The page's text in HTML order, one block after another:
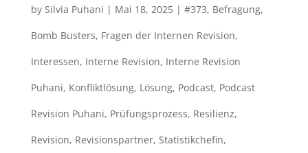
by Silvia Puhani | Mai 18, 2025| #373, Befragung,
Bomb Busters, Fragen der Internen Revision,
Interessen, Interne Revision, Interne Revision
Puhani, Konfliktlösung, Lösung, Podcast, Podcast
Revision Puhani, Prüfungsprozess, Resilienz,
Revision, Revisionspartner, Statistikchefin,